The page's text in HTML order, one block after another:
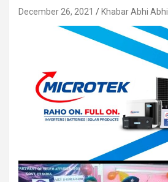
December 26, 2021 Khabar Abhi Abhi